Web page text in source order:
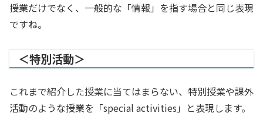
授業だけでなく、一般的な「情報」を指す場合と同じ表現
ですね。
＜特別活動＞
これまで紹介した授業に当てはまらない、特別授業や課外
活動のような授業を「special activities」と表現します。